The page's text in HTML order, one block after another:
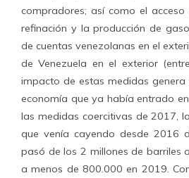
compradores; así como el
refinación y la producción de
de cuentas venezolanas en el
de Venezuela en el exterior
impacto de estas medidas
economía que ya había entrado
las medidas coercitivas de 2017,
que venía cayendo desde 2016
pasó de los 2 millones de barriles
a menos de 800.000 en 2019.